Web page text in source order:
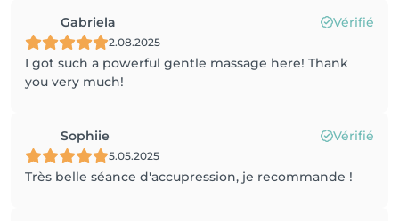
Gabriela Vérifié
2.08.2025
I got such a powerful gentle massage here! Thank
you very much!
Sophiie Vérifié
5.05.2025
Très belle séance d'accupression, je recommande !